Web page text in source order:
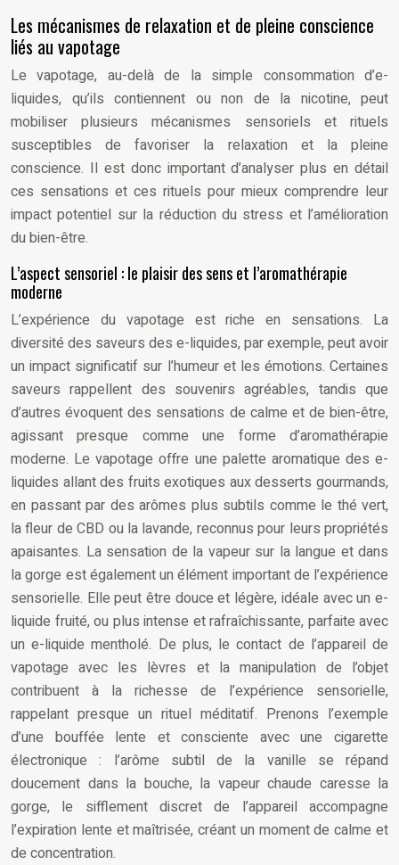
Les mécanismes de relaxation et de pleine conscience
liés au vapotage
Le vapotage, au-delà de la simple consommation d’e-
liquides, qu’ils contiennent ou non de la nicotine, peut
mobiliser plusieurs mécanismes sensoriels et rituels
susceptibles de favoriser la relaxation et la pleine
conscience. Il est donc important d’analyser plus en détail
ces sensations et ces rituels pour mieux comprendre leur
impact potentiel sur la réduction du stress et l’amélioration
du bien-être.
L’aspect sensoriel : le plaisir des sens et l’aromathérapie
moderne
L’expérience du vapotage est riche en sensations. La
diversité des saveurs des e-liquides, par exemple, peut avoir
un impact significatif sur l’humeur et les émotions. Certaines
saveurs rappellent des souvenirs agréables, tandis que
d’autres évoquent des sensations de calme et de bien-être,
agissant presque comme une forme d’aromathérapie
moderne. Le vapotage offre une palette aromatique des e-
liquides allant des fruits exotiques aux desserts gourmands,
en passant par des arômes plus subtils comme le thé vert,
la fleur de CBD ou la lavande, reconnus pour leurs propriétés
apaisantes. La sensation de la vapeur sur la langue et dans
la gorge est également un élément important de l’expérience
sensorielle. Elle peut être douce et légère, idéale avec un e-
liquide fruité, ou plus intense et rafraîchissante, parfaite avec
un e-liquide mentholé. De plus, le contact de l’appareil de
vapotage avec les lèvres et la manipulation de l’objet
contribuent à la richesse de l’expérience sensorielle,
rappelant presque un rituel méditatif. Prenons l’exemple
d’une bouffée lente et consciente avec une cigarette
électronique : l’arôme subtil de la vanille se répand
doucement dans la bouche, la vapeur chaude caresse la
gorge, le sifflement discret de l’appareil accompagne
l’expiration lente et maîtrisée, créant un moment de calme et
de concentration.